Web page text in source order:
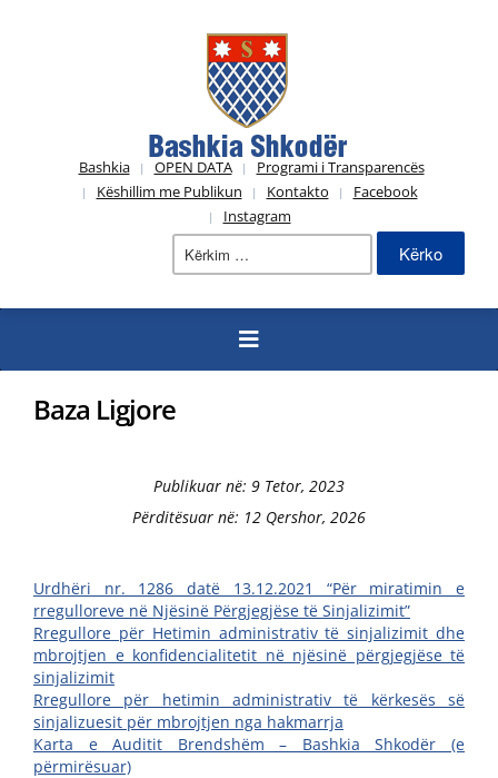
Bashkia OPEN DATA
Programi i Transparencës
Këshillim me Publikun
Kontakto
Facebook
Instagram
Kërko
Baza Ligjore
Publikuar në: 9 Tetor, 2023
Përditësuar në: 12 Qershor, 2026
Urdhëri nr. 1286 datë 13.12.2021 “Për miratimin e
rregulloreve në Njësinë Përgjegjëse të Sinjalizimit”
Rregullore për Hetimin administrativ të sinjalizimit dhe
mbrojtjen e konfidencialitetit në njësinë përgjegjëse të
sinjalizimit
Rregullore për hetimin administrativ të kërkesës së
sinjalizuesit për mbrojtjen nga hakmarrja
Karta e Auditit Brendshëm – Bashkia Shkodër (e
përmirësuar)